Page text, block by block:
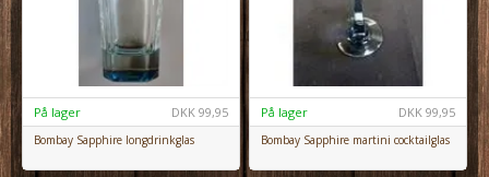
DKK 99,95
På lager
Bombay Sapphire longdrinkglas
DKK 99,95
På lager
Bombay Sapphire martini cocktailglas